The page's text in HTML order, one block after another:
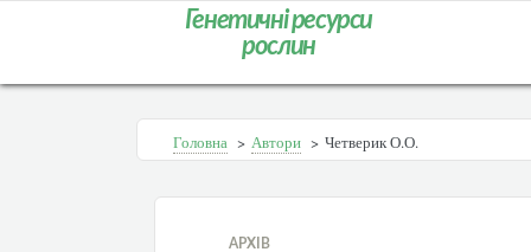
Генетичні ресурси
рослин
Головна > Автори > Четверик О.О.
АРХІВ